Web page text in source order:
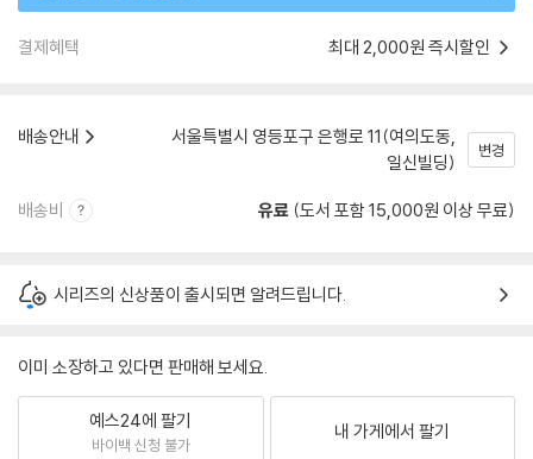
결제혜택 최대 2,000원 즉시할인
배송안내
서울특별시 영등포구 은행로 11(여의도동,
일신빌딩)
변경
배송비 유료 (도서 포함 15,000원 이상 무료)
시리즈의 신상품이 출시되면 알려드립니다.
이미 소장하고 있다면 판매해 보세요.
예스24에 팔기
바이백 신청 불가
내 가게에서 팔기